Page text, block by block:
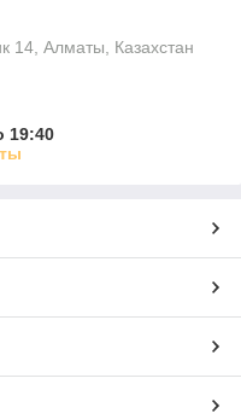
14, Алматы, Казахстан
19:40